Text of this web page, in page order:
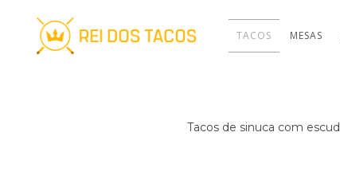
TACOS MESAS
Tacos de sinuca com